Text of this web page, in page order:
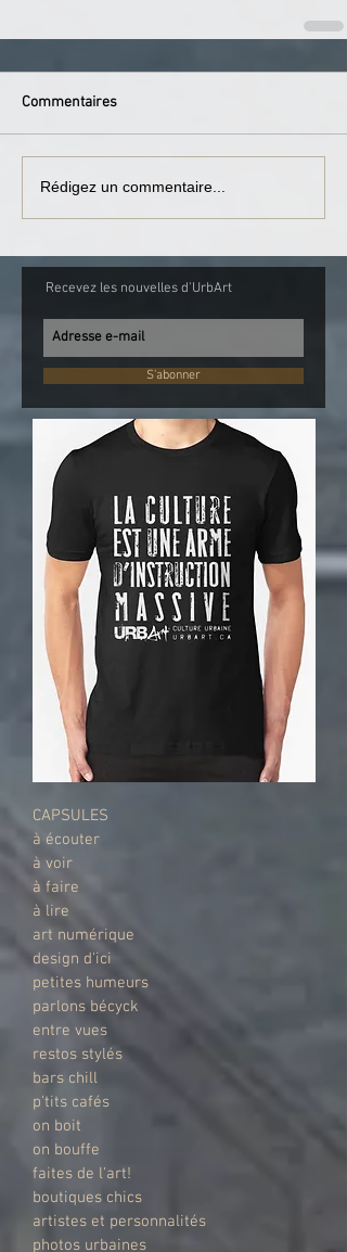
Commentaires
Rédigez un commentaire...
Recevez les nouvelles d'UrbArt
S'abonner
CAPSULES
à écouter
à voir
à faire
à lire
art numérique
design d'ici
petites humeurs
parlons bécyck
entre vues
restos stylés
bars chill
p'tits cafés
on boit
on bouffe
faites de l'art!
boutiques chics
artistes et personnalités
photos urbaines